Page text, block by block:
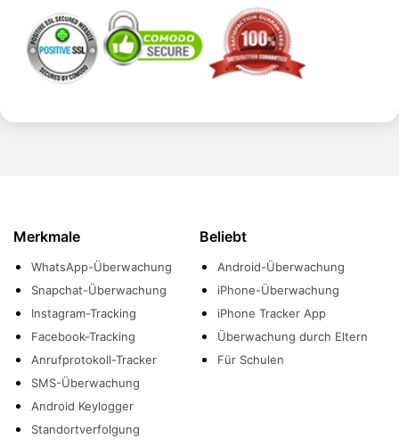
Merkmale
WhatsApp-Überwachung
Snapchat-Überwachung
Instagram-Tracking
Facebook-Tracking
Anrufprotokoll-Tracker
SMS-Überwachung
Android Keylogger
Standortverfolgung
Beliebt
Android-Überwachung
iPhone-Überwachung
iPhone Tracker App
Überwachung durch Eltern
Für Schulen